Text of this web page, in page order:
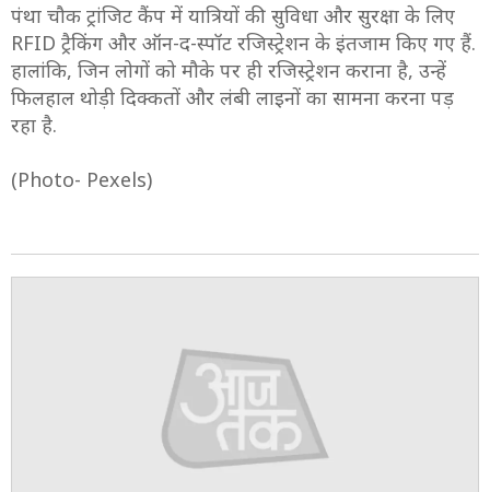
पंथा चौक ट्रांजिट कैंप में यात्रियों की सुविधा और सुरक्षा के लिए
RFID ट्रैकिंग और ऑन-द-स्पॉट रजिस्ट्रेशन के इंतजाम किए गए हैं.
हालांकि, जिन लोगों को मौके पर ही रजिस्ट्रेशन कराना है, उन्हें
फिलहाल थोड़ी दिक्कतों और लंबी लाइनों का सामना करना पड़
रहा है.
(Photo- Pexels)